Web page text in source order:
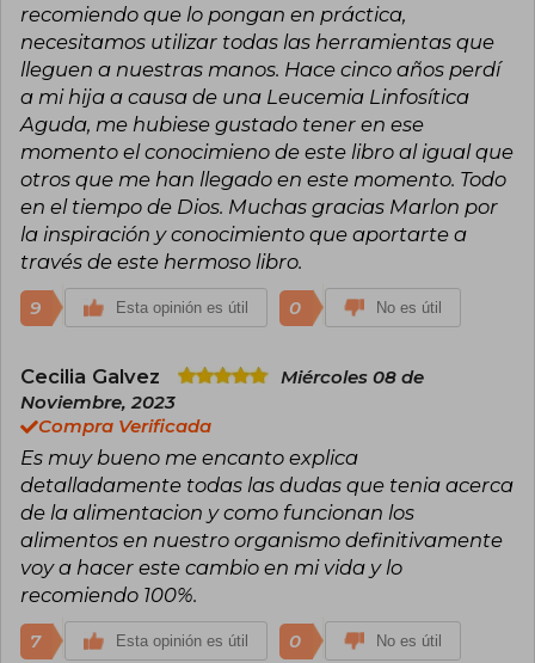
recomiendo que lo pongan en práctica,
necesitamos utilizar todas las herramientas que
lleguen a nuestras manos. Hace cinco años perdí
a mi hija a causa de una Leucemia Linfosítica
Aguda, me hubiese gustado tener en ese
momento el conocimieno de este libro al igual que
otros que me han llegado en este momento. Todo
en el tiempo de Dios. Muchas gracias Marlon por
la inspiración y conocimiento que aportarte a
través de este hermoso libro.
9 Esta opinión es útil 0 No es útil
Cecilia Galvez
Miércoles 08 de
Noviembre, 2023
Compra Verificada
Es muy bueno me encanto explica
detalladamente todas las dudas que tenia acerca
de la alimentacion y como funcionan los
alimentos en nuestro organismo definitivamente
voy a hacer este cambio en mi vida y lo
recomiendo 100%.
7 Esta opinión es útil 0 No es útil